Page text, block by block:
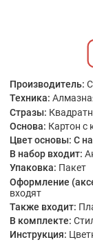
Производитель:
Техника:
Стразы:
Основа: Картон с
Цвет основы: С
В набор входит:
Упаковка: Пакет
Оформление
входят
Также входит:
В комплекте:
Инструкция: